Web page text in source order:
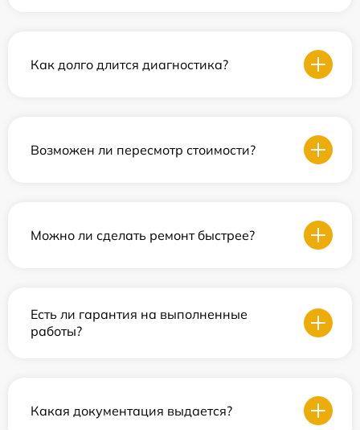
Как долго длится диагностика?
Возможен ли пересмотр стоимости?
Можно ли сделать ремонт быстрее?
Есть ли гарантия на выполненные
работы?
Какая документация выдается?